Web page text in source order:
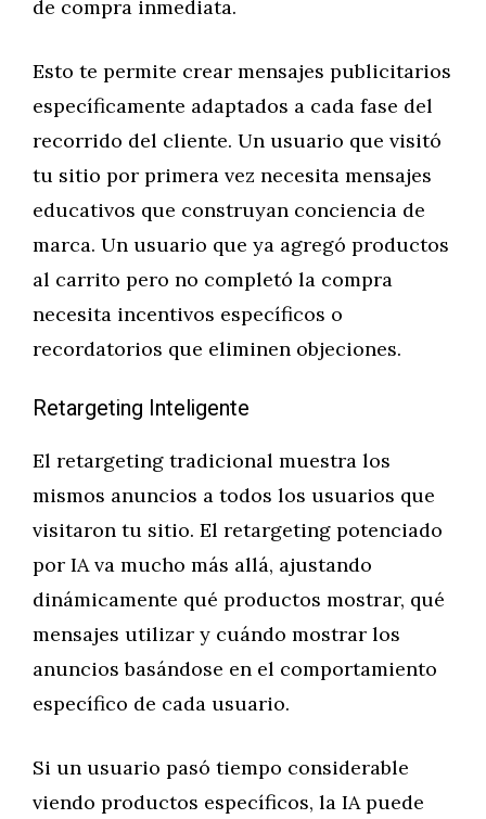
de compra inmediata.
Esto te permite crear mensajes publicitarios
específicamente adaptados a cada fase del
recorrido del cliente. Un usuario que visitó
tu sitio por primera vez necesita mensajes
educativos que construyan conciencia de
marca. Un usuario que ya agregó productos
al carrito pero no completó la compra
necesita incentivos específicos o
recordatorios que eliminen objeciones.
Retargeting Inteligente
El retargeting tradicional muestra los
mismos anuncios a todos los usuarios que
visitaron tu sitio. El retargeting potenciado
por IA va mucho más allá, ajustando
dinámicamente qué productos mostrar, qué
mensajes utilizar y cuándo mostrar los
anuncios basándose en el comportamiento
específico de cada usuario.
Si un usuario pasó tiempo considerable
viendo productos específicos, la IA puede